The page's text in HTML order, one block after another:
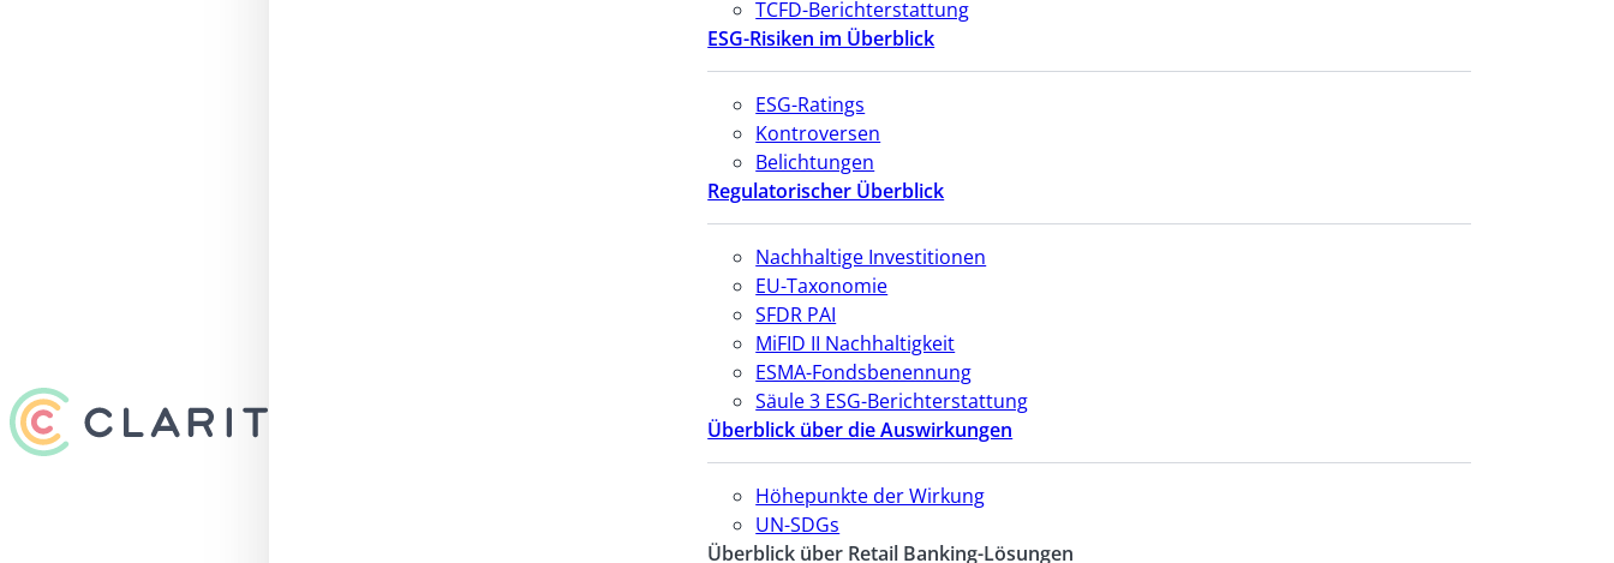
TCFD-Berichterstattung
ESG-Risiken im Überblick
ESG-Ratings
Kontroversen
Belichtungen
Regulatorischer Überblick
Nachhaltige Investitionen
EU-Taxonomie
SFDR PAI
MiFID II Nachhaltigkeit
ESMA-Fondsbenennung
Säule 3 ESG-Berichterstattung
Überblick über die Auswirkungen
Höhepunkte der Wirkung
UN-SDGs
Überblick über Retail Banking-Lösungen